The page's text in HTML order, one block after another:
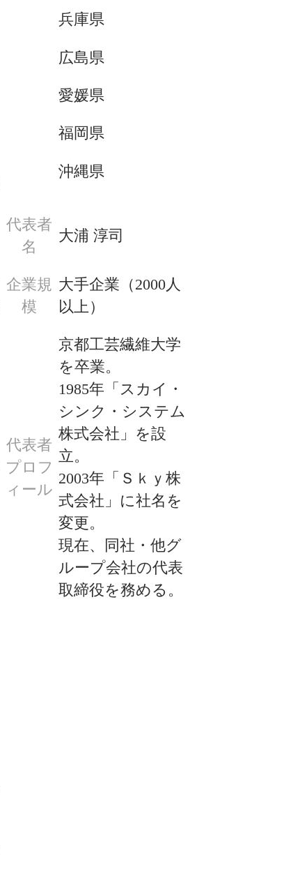
兵庫県
広島県
愛媛県
福岡県
沖縄県
代表者
名
大浦 淳司
企業規
模
大手企業（2000人
以上）
代表者
プロフ
ィール
京都工芸繊維大学
を卒業。
1985年「スカイ・
シンク・システム
株式会社」を設
立。
2003年「Ｓｋｙ株
式会社」に社名を
変更。
現在、同社・他グ
ループ会社の代表
取締役を務める。